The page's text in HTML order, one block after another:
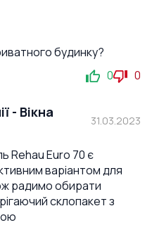
будинку?
0 0
- Вікна
31.03.2023
Rehau Euro 70 є
варіантом для
радимо обирати
склопакет з